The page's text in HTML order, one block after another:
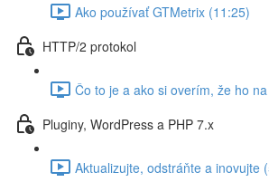
Ako používať GTMetrix (11:25)
HTTP/2 protokol
Čo to je a ako si overím, že ho
Pluginy, WordPress a PHP 7.x
Aktualizujte, odstráňte a inovujte